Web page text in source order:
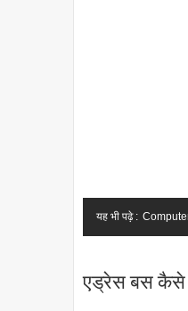
यह भी पढ़े :
एड्रेस बस कैसे